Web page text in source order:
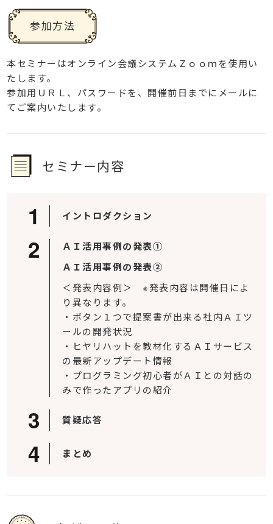
参加方法
本セミナーはオンライン会議システムＺｏｏｍを使用い
たします。
参加用ＵＲＬ、パスワードを、開催前日までにメールに
てご案内いたします。
セミナー内容
イントロダクション
ＡＩ活用事例の発表①
ＡＩ活用事例の発表②
＜発表内容例＞ ※発表内容は開催日によ
り異なります。
・ボタン１つで提案書が出来る社内ＡＩツ
ールの開発状況
・ヒヤリハットを教材化するＡＩサービス
の最新アップデート情報
・プログラミング初心者がＡＩとの対話の
みで作ったアプリの紹介
質疑応答
まとめ